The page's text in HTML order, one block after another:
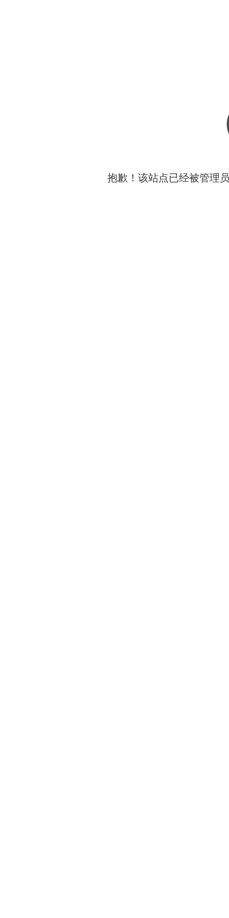
抱歉！该站点已经被管理